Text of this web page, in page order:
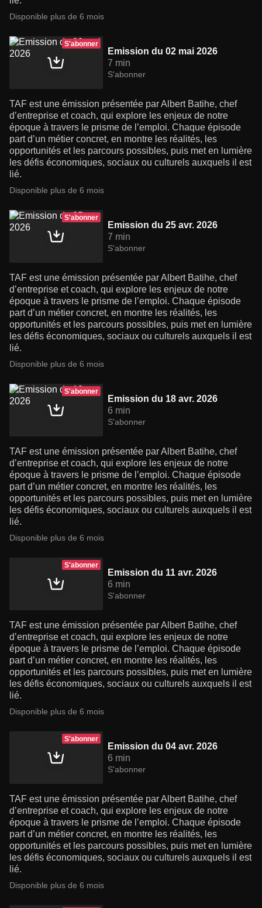
Disponible plus de 6 mois
S'abonner
Emission du 02 mai 2026
7 min
S'abonner
TAF est une émission présentée par Albert Batihe, chef
d’entreprise et coach, qui explore les enjeux de notre
époque à travers le prisme de l’emploi. Chaque épisode
part d’un métier concret, en montre les réalités, les
opportunités et les parcours possibles, puis met en lumière
les défis économiques, sociaux ou culturels auxquels il est
lié.
Disponible plus de 6 mois
S'abonner
Emission du 25 avr. 2026
7 min
S'abonner
TAF est une émission présentée par Albert Batihe, chef
d’entreprise et coach, qui explore les enjeux de notre
époque à travers le prisme de l’emploi. Chaque épisode
part d’un métier concret, en montre les réalités, les
opportunités et les parcours possibles, puis met en lumière
les défis économiques, sociaux ou culturels auxquels il est
lié.
Disponible plus de 6 mois
S'abonner
Emission du 18 avr. 2026
6 min
S'abonner
TAF est une émission présentée par Albert Batihe, chef
d’entreprise et coach, qui explore les enjeux de notre
époque à travers le prisme de l’emploi. Chaque épisode
part d’un métier concret, en montre les réalités, les
opportunités et les parcours possibles, puis met en lumière
les défis économiques, sociaux ou culturels auxquels il est
lié.
Disponible plus de 6 mois
S'abonner
Emission du 11 avr. 2026
6 min
S'abonner
TAF est une émission présentée par Albert Batihe, chef
d’entreprise et coach, qui explore les enjeux de notre
époque à travers le prisme de l’emploi. Chaque épisode
part d’un métier concret, en montre les réalités, les
opportunités et les parcours possibles, puis met en lumière
les défis économiques, sociaux ou culturels auxquels il est
lié.
Disponible plus de 6 mois
S'abonner
Emission du 04 avr. 2026
6 min
S'abonner
TAF est une émission présentée par Albert Batihe, chef
d’entreprise et coach, qui explore les enjeux de notre
époque à travers le prisme de l’emploi. Chaque épisode
part d’un métier concret, en montre les réalités, les
opportunités et les parcours possibles, puis met en lumière
les défis économiques, sociaux ou culturels auxquels il est
lié.
Disponible plus de 6 mois